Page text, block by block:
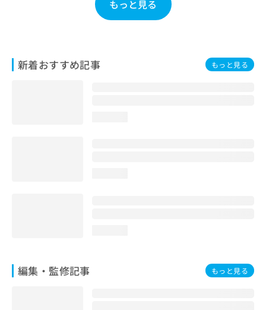
もっと見る
新着おすすめ記事 もっと見る
編集・監修記事 もっと見る
せ